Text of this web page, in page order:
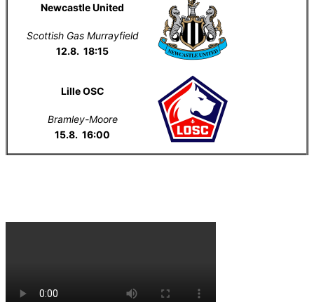
Newcastle United
Scottish Gas Murrayfield
12.8. 18:15
Lille OSC
Bramley-Moore
15.8. 16:00